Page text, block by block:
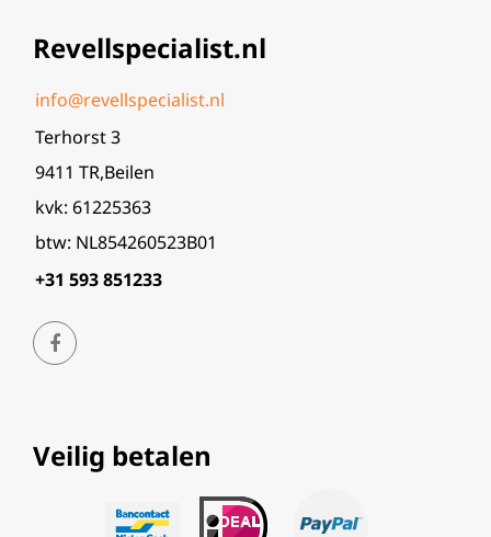
Revellspecialist.nl
info@revellspecialist.nl
Terhorst 3
9411 TR,Beilen
kvk: 61225363
btw: NL854260523B01
+31 593 851233
Veilig betalen